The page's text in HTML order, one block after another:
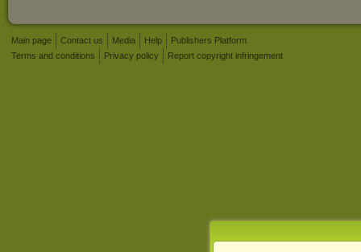
Main page Contact us Media Help
Publishers Platform
Terms and conditions
Privacy policy Report copyright infringement